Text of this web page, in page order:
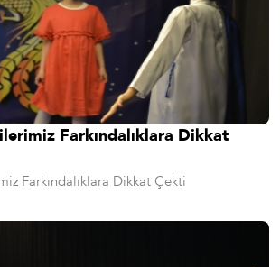
Farkındalıklara Dikkat
Farkındalıklara Dikkat Çekti